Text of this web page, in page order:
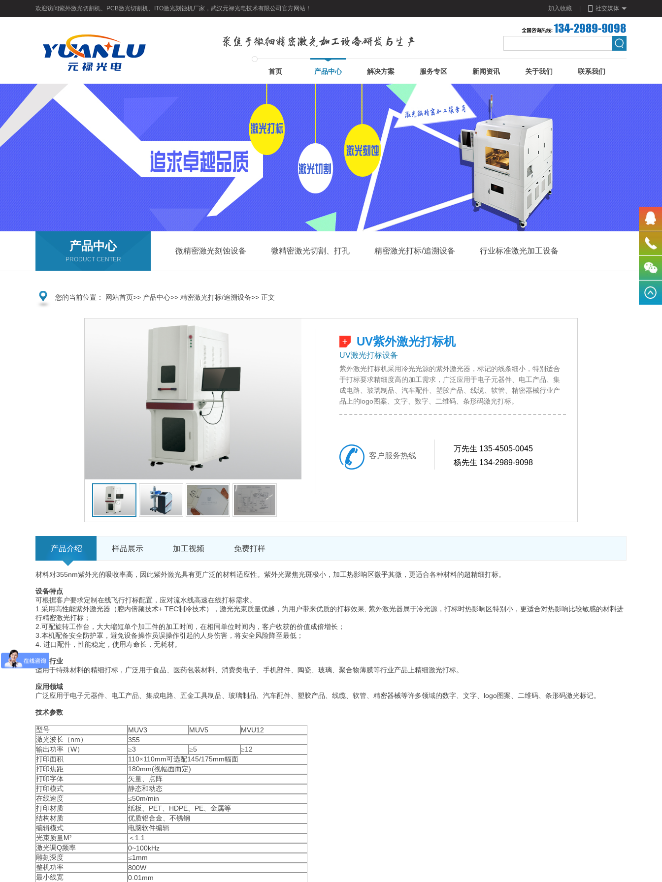
欢迎访问紫外激光切割机、PCB激光切割机、ITO激光刻蚀机厂家，武汉元禄光电技术有限公司官方网站！ 加入收藏 社交媒体
首页 产品中心 解决方案 服务专区 新闻资讯 关于我们 联系我们
产品中心
PRODUCT CENTER
微精密激光刻蚀设备 微精密激光切割、打孔 精密激光打标/追溯设备 行业标准激光加工设备
您的当前位置： 网站首页>> 产品中心>> 精密激光打标/追溯设备>> 正文
UV紫外激光打标机
UV激光打标设备
紫外激光打标机采用冷光光源的紫外激光器，标记的线条细小，特别适合
于打标要求精细度高的加工需求，广泛应用于电子元器件、电工产品、集
成电路、玻璃制品、汽车配件、塑胶产品、线缆、软管、精密器械行业产
品上的logo图案、文字、数字、二维码、条形码激光打标。
客户服务热线
万先生 135-4505-0045
杨先生 134-2989-9098
产品介绍 样品展示 加工视频 免费打样
材料对355nm紫外光的吸收率高，因此紫外激光具有更广泛的材料适应性。紫外光聚焦光斑极小，加工热影响区微乎其微，更适合各种材料的超精细打标。
设备特点
可根据客户要求定制在线飞行打标配置，应对流水线高速在线打标需求。
1. 采用高性能紫外激光器（腔内倍频技术+ TEC制冷技术），激光光束质量优越，为用户带来优质的打标效果 紫外激光器属于冷光源，打标时热影响区特别小，更适合对热影响比较敏感的材料进
行精密激光打标；
2. 可配旋转工作台，大大缩短单个加工件的加工时间，在相同单位时间内，客户收获的价值成倍增长；
3. 本机配备安全防护罩 ，避免设备操作员误操作引起的人身伤害，将安全风险降至最低；
4. 进口配件，性能稳定，使用寿命长，无耗材。
应用行业
适用于特殊材料的精细打标，广泛用于食品、医药包装材料、消费类电子、手机部件、陶瓷、玻璃、聚合物薄膜等行业产品上精细激光打标。
应用领域
广泛应用于电子元器件、电工产品、集成电路、五金工具制品、玻璃制品、汽车配件、塑胶产品、线缆、软管、精密器械等许多领域的数字、文字、 logo图案、二维码、条形码激光标记。
技术参数
型号 MUV3 MUV5 MVU12
激光波长（ nm ） 355
输出功率（W） ≥3 ≥5 ≥12
打印面积 110×110mm可选配145/175mm幅面
打印焦距
180mm(视幅面而定)
打印字体
矢量、点阵
打印模式
静态和动态
在线速度
≤50m/min
打印材质 纸板、 PET、 HDPE、 PE、金属等
结构材质
优质铝合金、不锈钢
编辑模式
电脑软件编辑
光束质量M² ＜ 1.1
激光调Q频率 0~100kHz
雕刻深度 ≤1mm
整机功率 800W
最小线宽 0.01mm